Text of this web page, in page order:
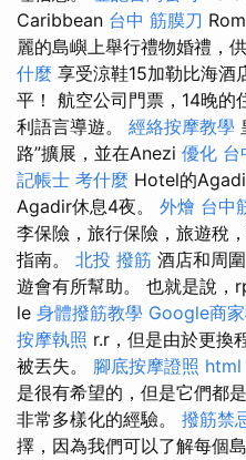
Caribbean 台中 筋膜刀
麗的島嶼上舉行禮物婚禮，
什麼 享受涼鞋15加勒比海酒
平！ 航空公司門票，14晚的
利語言導遊。 經絡按摩教學
路”擴展，並在Anezi 優化 台
記帳士 考什麼 Hotel的
Agadir休息4夜。 外燴 台中
李保險，旅行保險，旅遊稅
指南。 北投 撥筋 酒店和周
遊會有所幫助。 也就是說
le 身體撥筋教學 Google商
按摩執照 r.r，但是由於更換
被丟失。 腳底按摩證照 html
是很有希望的，但是它們都
非常多樣化的經驗。 撥筋禁
擇，因為我們可以了解每個